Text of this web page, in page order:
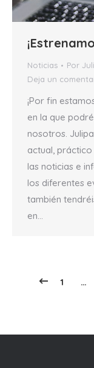
Noticias Por
Deja un
¡Por fin
en la que
nosotros.
actual,
las noticias e
los diferentes
también
en…
1 …